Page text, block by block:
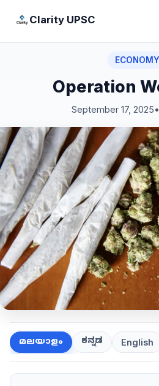
Clarity UPSC
ECONOMY
Operation
September 17, 2025•
മലയാളം ಕನ್ನಡ English